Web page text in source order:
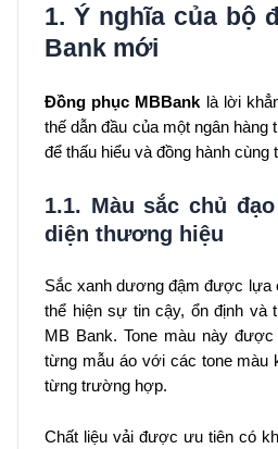
1. Ý nghĩa của bộ
Bank mới
Đồng phục MBBank là lời
thế dẫn đầu của một ngân hàng
để thấu hiểu và đồng hành cùng
1.1. Màu sắc chủ
diện thương hiệu
Sắc xanh dương đậm được lựa
thể hiện sự tin cậy, ổn định và
MB Bank. Tone màu này
từng mẫu áo với các tone màu
từng trường hợp.
Chất liệu vải được ưu tiên có